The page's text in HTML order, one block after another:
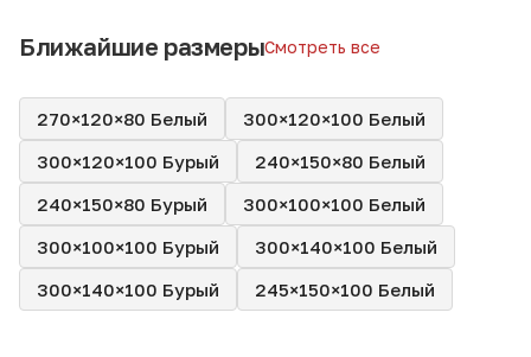
Ближайшие размерыСмотреть все
270×120×80 Белый
300×120×100 Белый
300×120×100 Бурый
240×150×80 Белый
240×150×80 Бурый
300×100×100 Белый
300×100×100 Бурый
300×140×100 Белый
300×140×100 Бурый
245×150×100 Белый